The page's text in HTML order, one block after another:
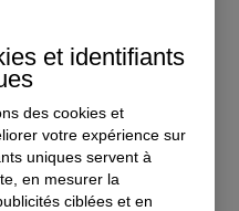
et identifiants
des cookies et
votre expérience sur
uniques servent à
en mesurer la
ciblées et en